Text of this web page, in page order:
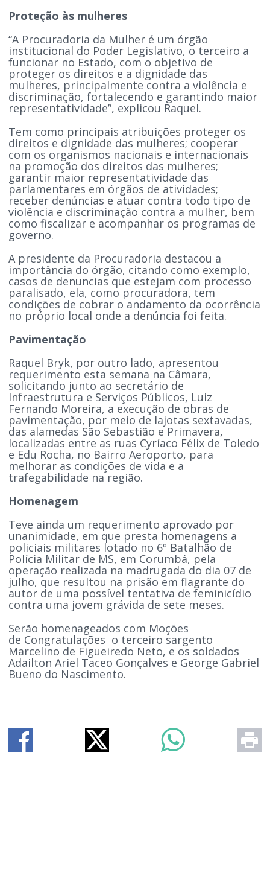
Proteção às mulheres
“A Procuradoria da Mulher é um órgão
institucional do Poder Legislativo, o terceiro a
funcionar no Estado, com o objetivo de
proteger os direitos e a dignidade das
mulheres, principalmente contra a violência e
discriminação, fortalecendo e garantindo maior
representatividade”, explicou Raquel.
Tem como principais atribuições proteger os
direitos e dignidade das mulheres; cooperar
com os organismos nacionais e internacionais
na promoção dos direitos das mulheres;
garantir maior representatividade das
parlamentares em órgãos de atividades;
receber denúncias e atuar contra todo tipo de
violência e discriminação contra a mulher, bem
como fiscalizar e acompanhar os programas de
governo.
A presidente da Procuradoria destacou a
importância do órgão, citando como exemplo,
casos de denuncias que estejam com processo
paralisado, ela, como procuradora, tem
condições de cobrar o andamento da ocorrência
no próprio local onde a denúncia foi feita.
Pavimentação
Raquel Bryk, por outro lado, apresentou
requerimento esta semana na Câmara,
solicitando junto ao secretário de
Infraestrutura e Serviços Públicos, Luiz
Fernando Moreira, a execução de obras de
pavimentação, por meio de lajotas sextavadas,
das alamedas São Sebastião e Primavera,
localizadas entre as ruas Cyríaco Félix de Toledo
e Edu Rocha, no Bairro Aeroporto, para
melhorar as condições de vida e a
trafegabilidade na região.
Homenagem
Teve ainda um requerimento aprovado por
unanimidade, em que presta homenagens a
policiais militares lotado no 6º Batalhão de
Polícia Militar de MS, em Corumbá, pela
operação realizada na madrugada do dia 07 de
julho, que resultou na prisão em flagrante do
autor de uma possível tentativa de feminicídio
contra uma jovem grávida de sete meses.
Serão homenageados com Moções
de Congratulações o terceiro sargento
Marcelino de Figueiredo Neto, e os soldados
Adailton Ariel Taceo Gonçalves e George Gabriel
Bueno do Nascimento.